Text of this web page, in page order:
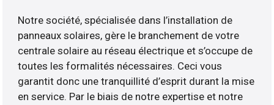
Notre société, spécialisée dans l’installation de
panneaux solaires, gère le branchement de votre
centrale solaire au réseau électrique et s’occupe de
toutes les formalités nécessaires. Ceci vous
garantit donc une tranquillité d’esprit durant la mise
en service. Par le biais de notre expertise et notre